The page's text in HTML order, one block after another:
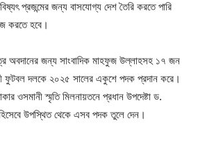
প্রজন্মের জন্য বাসযোগ্য দেশ তৈরি করতে পারি
করতে হবে।
অবদানের জন্য সাংবাদিক মাহফুজ উল্লাহসহ ১৭ জন
ফুটবল দলকে ২০২৫ সালের একুশে পদক প্রদান করে।
ওসমানী স্মৃতি মিলনায়তনে প্রধান উপদেষ্টা ড.
উপস্থিত থেকে এসব পদক তুলে দেন।